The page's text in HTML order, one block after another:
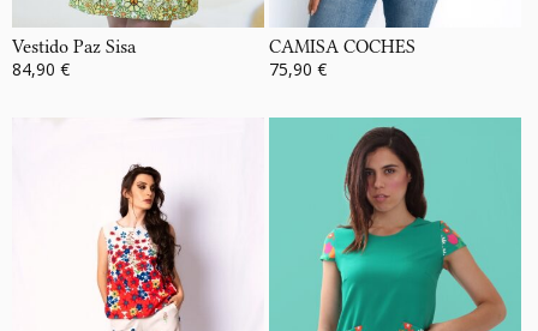
Vestido Paz Sisa
84,90 €
CAMISA COCHES
75,90 €